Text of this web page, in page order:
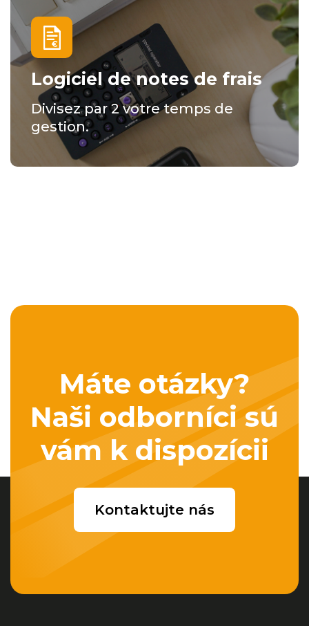
Logiciel de notes de frais
Divisez par 2 votre temps de
gestion.
Máte otázky?
Naši odborníci sú
vám k dispozícii
Kontaktujte nás